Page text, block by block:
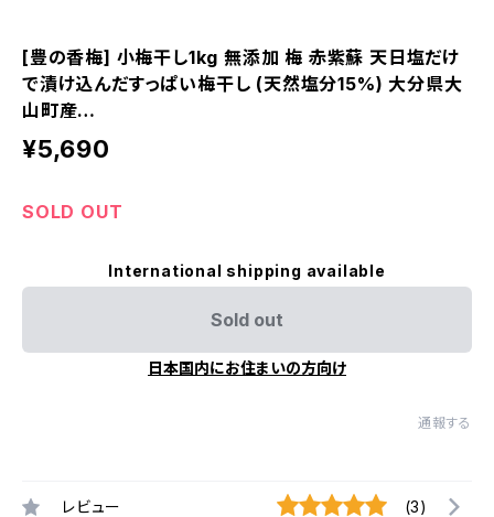
[豊の香梅] 小梅干し1kg 無添加 梅 赤紫蘇 天日塩だけ
で漬け込んだすっぱい梅干し (天然塩分15%) 大分県大
山町産…
¥5,690
SOLD OUT
International shipping available
Sold out
日本国内にお住まいの方向け
通報する
レビュー (3)